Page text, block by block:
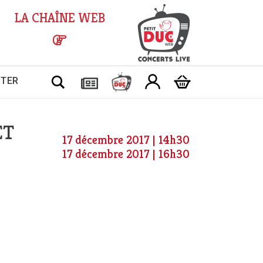
LA CHAÎNE WEB
Chercher
17 décembre 2017 | 14h30
17 décembre 2017 | 16h30